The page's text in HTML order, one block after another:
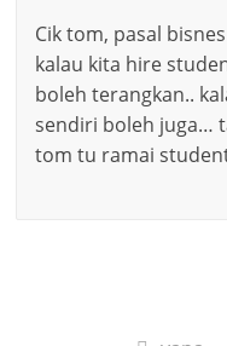
Cik tom, pasal
kalau kita hire
boleh terangkan..
sendiri boleh juga…
tom tu ramai